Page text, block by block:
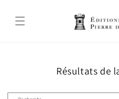
au
Résultats de